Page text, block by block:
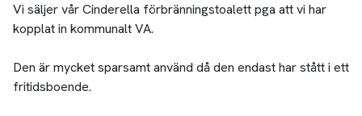
Vi säljer vår Cinderella förbränningstoalett pga att vi har
kopplat in kommunalt VA.
Den är mycket sparsamt använd då den endast har stått i ett
fritidsboende.